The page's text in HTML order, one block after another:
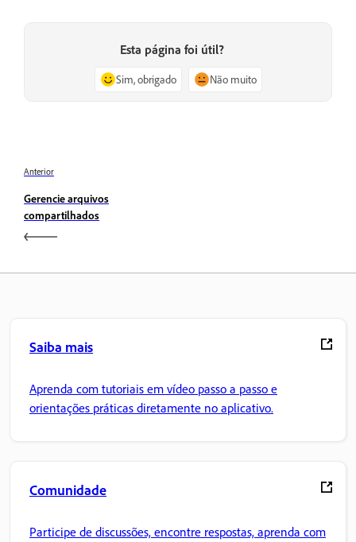
Esta página foi útil?
Sim, obrigado Não muito
Anterior
Gerencie arquivos
compartilhados
Saiba mais
Aprenda com tutoriais em vídeo passo a passo e
orientações práticas diretamente no aplicativo.
Comunidade
Participe de discussões, encontre respostas, aprenda com